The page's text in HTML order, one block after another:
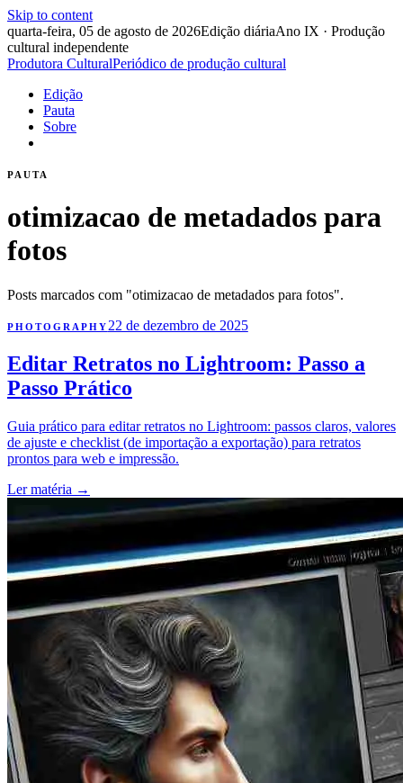
Skip to content
quarta-feira, 05 de agosto de 2026Edição diáriaAno IX · Produção
cultural independente
Produtora CulturalPeriódico de produção cultural
Edição
Pauta
Sobre
PAUTA
otimizacao de metadados para
fotos
Posts marcados com "otimizacao de metadados para fotos".
PHOTOGRAPHY 22 de dezembro de 2025
Editar Retratos no Lightroom: Passo a
Passo Prático
Guia prático para editar retratos no Lightroom: passos claros, valores
de ajuste e checklist (de importação a exportação) para retratos
prontos para web e impressão.
Ler matéria →